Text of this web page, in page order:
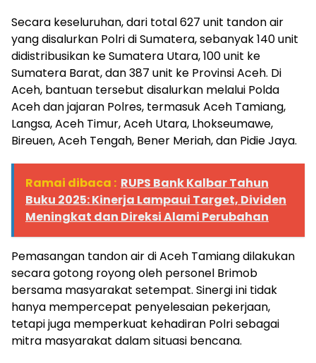
Secara keseluruhan, dari total 627 unit tandon air
yang disalurkan Polri di Sumatera, sebanyak 140 unit
didistribusikan ke Sumatera Utara, 100 unit ke
Sumatera Barat, dan 387 unit ke Provinsi Aceh. Di
Aceh, bantuan tersebut disalurkan melalui Polda
Aceh dan jajaran Polres, termasuk Aceh Tamiang,
Langsa, Aceh Timur, Aceh Utara, Lhokseumawe,
Bireuen, Aceh Tengah, Bener Meriah, dan Pidie Jaya.
Ramai dibaca : RUPS Bank Kalbar Tahun
Buku 2025: Kinerja Lampaui Target, Dividen
Meningkat dan Direksi Alami Perubahan
Pemasangan tandon air di Aceh Tamiang dilakukan
secara gotong royong oleh personel Brimob
bersama masyarakat setempat. Sinergi ini tidak
hanya mempercepat penyelesaian pekerjaan,
tetapi juga memperkuat kehadiran Polri sebagai
mitra masyarakat dalam situasi bencana.